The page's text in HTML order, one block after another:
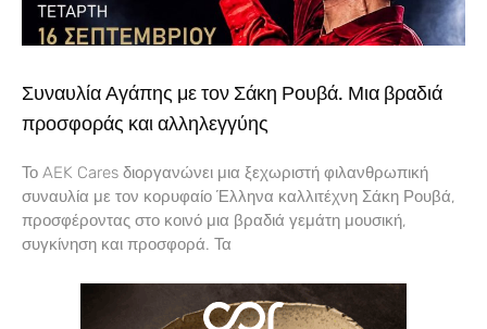
Συναυλία Αγάπης με τον Σάκη Ρουβά. Μια βραδιά
προσφοράς και αλληλεγγύης
Το AEK Cares διοργανώνει μια ξεχωριστή φιλανθρωπική
συναυλία με τον κορυφαίο Έλληνα καλλιτέχνη Σάκη Ρουβά,
προσφέροντας στο κοινό μια βραδιά γεμάτη μουσική,
συγκίνηση και προσφορά. Τα